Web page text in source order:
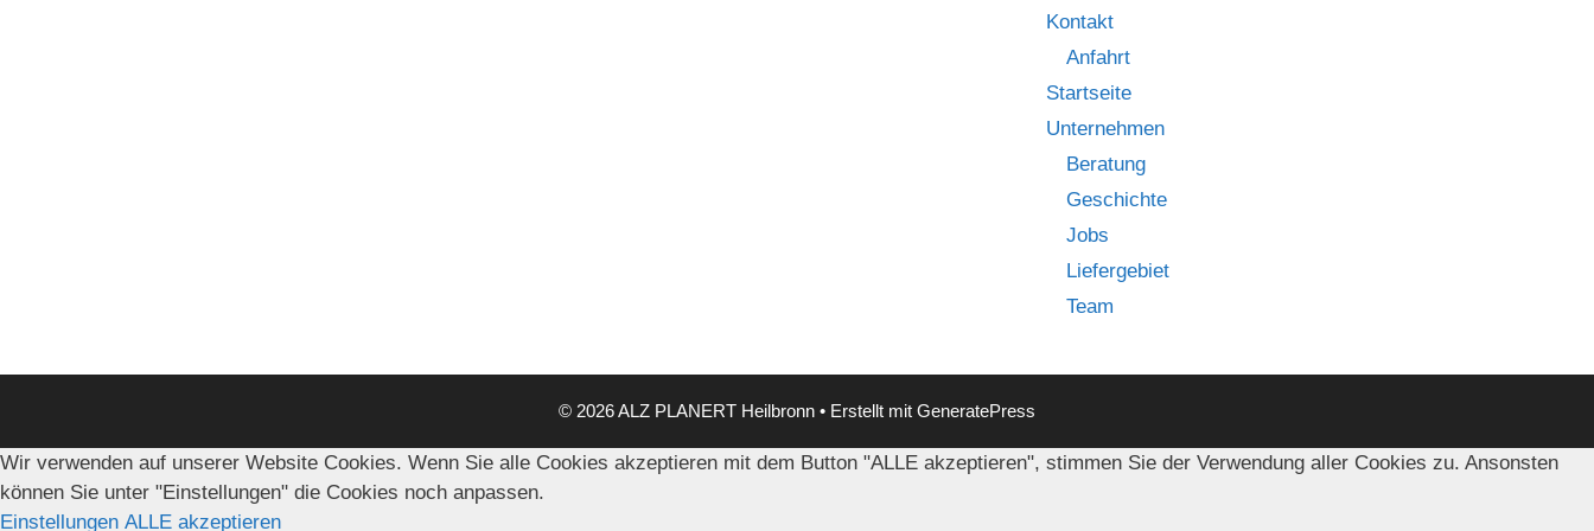
Kontakt
Anfahrt
Startseite
Unternehmen
Beratung
Geschichte
Jobs
Liefergebiet
Team
© 2026 ALZ PLANERT Heilbronn • Erstellt mit GeneratePress
Wir verwenden auf unserer Website Cookies. Wenn Sie alle Cookies akzeptieren mit dem Button "ALLE akzeptieren", stimmen Sie der Verwendung aller Cookies zu. Ansonsten
können Sie unter "Einstellungen" die Cookies noch anpassen.
Einstellungen ALLE akzeptieren